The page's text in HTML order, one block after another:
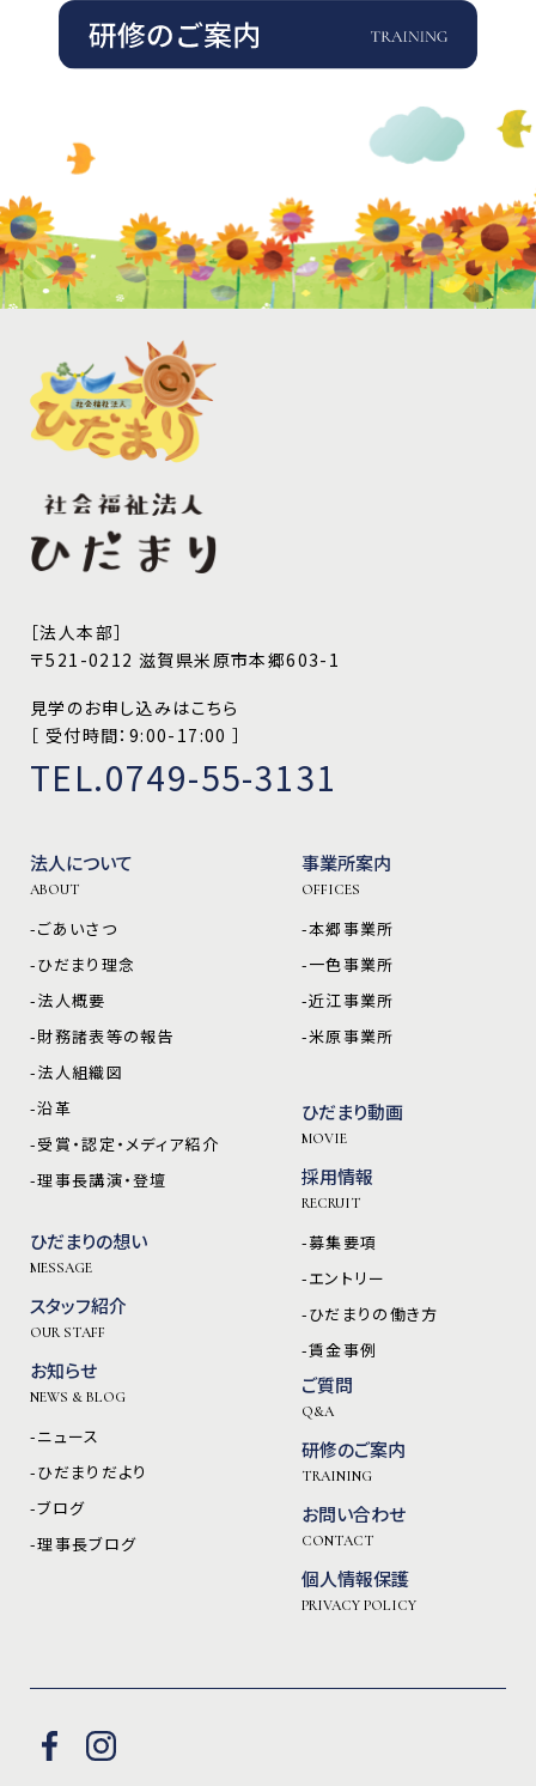
［法人本部］
〒521-0212 滋賀県米原市本郷603-1
見学のお申し込みはこちら
［ 受付時間：9:00-17:00 ］
TEL.0749-55-3131
法人について
ABOUT
-ごあいさつ
-ひだまり理念
-法人概要
-財務諸表等の報告
-法人組織図
-沿革
-受賞・認定・メディア紹介
-理事長講演・登壇
ひだまりの想い
MESSAGE
スタッフ紹介
OUR STAFF
お知らせ
NEWS & BLOG
-ニュース
-ひだまりだより
-ブログ
-理事長ブログ
事業所案内
OFFICES
-本郷事業所
-一色事業所
-近江事業所
-米原事業所
ひだまり動画
MOVIE
採用情報
RECRUIT
-募集要項
-エントリー
-ひだまりの働き方
-賃金事例
ご質問
Q&A
研修のご案内
TRAINING
お問い合わせ
CONTACT
個人情報保護
PRIVACY POLICY